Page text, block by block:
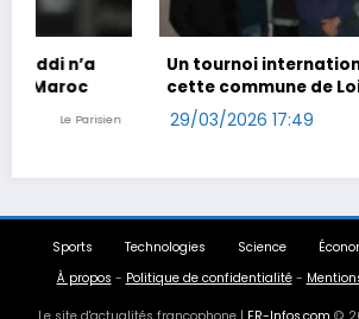
Un tournoi international de foot en
cette commune de Loire-Atlantique
29/03/2026 17:49
Sports Technologies Science
À propos - Politique de confidentialité-